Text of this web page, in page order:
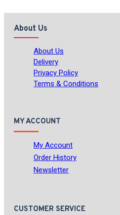
About Us
About Us
Delivery
Privacy Policy
Terms & Conditions
MY ACCOUNT
My Account
Order History
Newsletter
CUSTOMER SERVICE